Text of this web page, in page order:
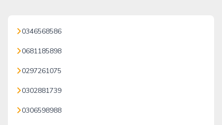
0346568586
0681185898
0297261075
0302881739
0306598988